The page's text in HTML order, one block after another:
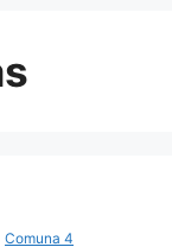
Comuna 4